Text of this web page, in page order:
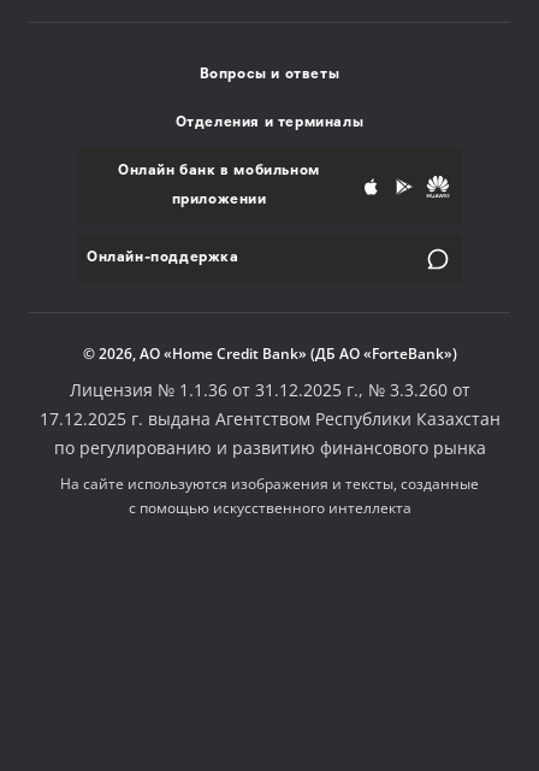
Вопросы и ответы
Отделения и терминалы
Онлайн банк в мобильном
приложении
Онлайн-поддержка
© 2026, АО «Home Credit Bank» (ДБ АО «ForteBank»)
Лицензия № 1.1.36 от 31.12.2025 г., № 3.3.260 от
17.12.2025 г. выдана Агентством Республики Казахстан
по регулированию и развитию финансового рынка
На сайте используются изображения и тексты, созданные
с помощью искусственного интеллекта